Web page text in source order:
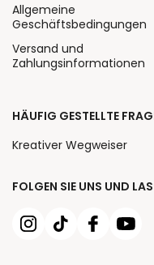
FOLGEN SIE UNS UND
Allgemeine
Geschäftsbedingungen
Versand und
Zahlungsinformationen
HÄUFIG GESTELLTE
Kreativer Wegweiser